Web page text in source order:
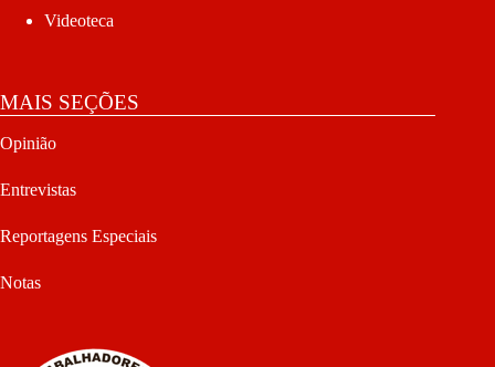
Videoteca
MAIS SEÇÕES
Opinião
Entrevistas
Reportagens Especiais
Notas